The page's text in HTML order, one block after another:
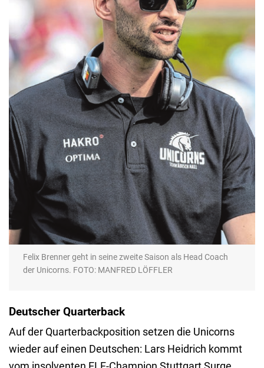
Felix Brenner geht in seine zweite Saison als Head Coach
der Unicorns. FOTO: MANFRED LÖFFLER
Deutscher Quarterback
Auf der Quarterbackposition setzen die Unicorns
wieder auf einen Deutschen: Lars Heidrich kommt